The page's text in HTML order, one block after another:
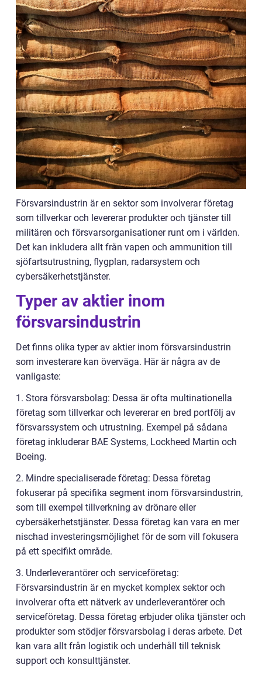
Försvarsindustrin är en sektor som involverar företag
som tillverkar och levererar produkter och tjänster till
militären och försvarsorganisationer runt om i världen.
Det kan inkludera allt från vapen och ammunition till
sjöfartsutrustning, flygplan, radarsystem och
cybersäkerhetstjänster.
Typer av aktier inom
försvarsindustrin
Det finns olika typer av aktier inom försvarsindustrin
som investerare kan överväga. Här är några av de
vanligaste:
1. Stora försvarsbolag: Dessa är ofta multinationella
företag som tillverkar och levererar en bred portfölj av
försvarssystem och utrustning. Exempel på sådana
företag inkluderar BAE Systems, Lockheed Martin och
Boeing.
2. Mindre specialiserade företag: Dessa företag
fokuserar på specifika segment inom försvarsindustrin,
som till exempel tillverkning av drönare eller
cybersäkerhetstjänster. Dessa företag kan vara en mer
nischad investeringsmöjlighet för de som vill fokusera
på ett specifikt område.
3. Underleverantörer och serviceföretag:
Försvarsindustrin är en mycket komplex sektor och
involverar ofta ett nätverk av underleverantörer och
serviceföretag. Dessa företag erbjuder olika tjänster och
produkter som stödjer försvarsbolag i deras arbete. Det
kan vara allt från logistik och underhåll till teknisk
support och konsulttjänster.